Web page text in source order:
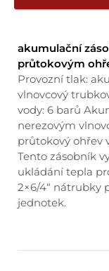
akumulační
průtokovým
Provozní tlak:
vlnovcový
vody: 6 barů
nerezovým
průtokový ohřev
Tento zásobník
ukládání tepla
2×6/4“ nátrubky
jednotek.